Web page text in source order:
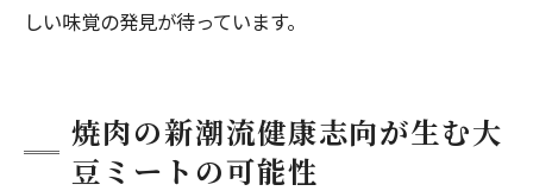
しい味覚の発見が待っています。
焼肉の新潮流健康志向が生む大
豆ミートの可能性